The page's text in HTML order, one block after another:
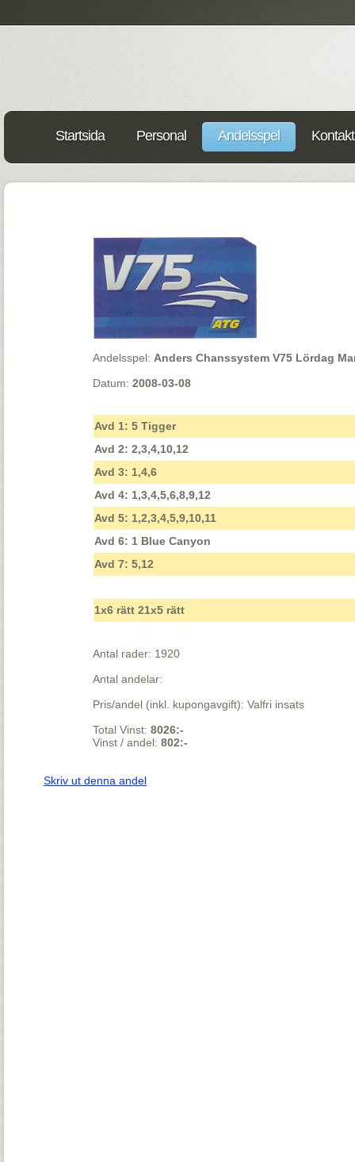
Startsida Personal Andelsspel
Andelsspel: Anders Chanssystem V75 Lördag
Datum:2008-03-08
Avd 1: 5 Tigger
Avd 2: 2,3,4,10,12
Avd 3: 1,4,6
Avd 4: 1,3,4,5,6,8,9,12
Avd 5: 1,2,3,4,5,9,10,11
Avd 6: 1 Blue Canyon
Avd 7: 5,12
1x6 rätt 21x5 rätt
Antal rader: 1920
Antal andelar:
Pris/andel (inkl. kupongavgift): Valfri insats
Total Vinst:8026:-
Vinst / andel:802:-
Skriv ut denna andel